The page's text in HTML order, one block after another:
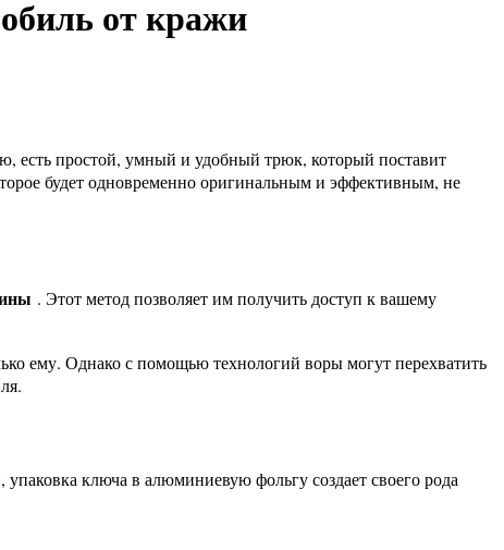
от кражи
есть простой, умный и удобный трюк, который поставит
будет одновременно оригинальным и эффективным, не
. Этот метод позволяет им получить доступ к вашему
ему. Однако с помощью технологий воры могут перехватить
упаковка ключа в алюминиевую фольгу создает своего рода